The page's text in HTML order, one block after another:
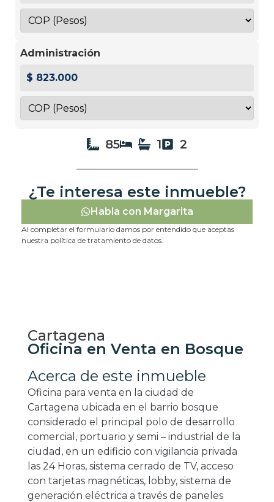
Administración
$ 823.000
85 1 2
¿Te interesa este inmueble?
Habla con Margarita
Al completar el formulario damos por entendido que aceptas
nuestra política de tratamiento de datos.
Cartagena
Oficina en Venta en Bosque
Acerca de este inmueble
Oficina para venta en la ciudad de
Cartagena ubicada en el barrio bosque
considerado el principal polo de desarrollo
comercial, portuario y semi – industrial de la
ciudad, en un edificio con vigilancia privada
las 24 Horas, sistema cerrado de TV, acceso
con tarjetas magnéticas, lobby, sistema de
generación eléctrica a través de paneles